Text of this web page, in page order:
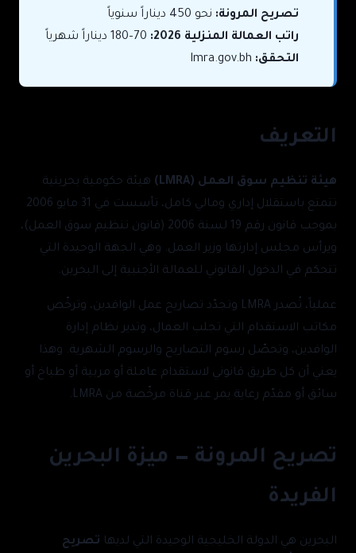
تصريح المرونة: نحو 450 ديناراً سنوياً
راتب العمالة المنزلية 2026:
التحقق:
التعريف
هيئة تنظيم سوق العمل (LMRA)
هيئة حكومية بحرينية
تتمتع باستقلال إداري ومالي كامل، تأسست في 31 مايو 2006
بموجب قانون رقم 19 لسنة 2006 (قانون تنظيم سوق العمل)،
ويرأس مجلس إدارتها وزير العمل. وهي الجهة الوحيدة التي
تتحكم في الدخول القانوني للعمالة الأجنبية إلى البحرين.
عملياً، تُصدر LMRA وتجدّد تصاريح عمل الوافدين، وترخّص
مكاتب الاستقدام التي تجلب العمال، وتدير نظام إدارة
الوافدين، وتحصّل رسوم التصاريح والرسوم الشهرية. وهذا
يعني أن كل طريق قانوني لاستقدام عاملة أو مربية أو طباخ أو
سائق أو مقدّم رعاية يمر عبر قناة مرخّصة من LMRA.
تصريح المرونة — ميزة البحرين
الفريدة
البحرين هي الدولة الخليجية الوحيدة التي لديها تصريح